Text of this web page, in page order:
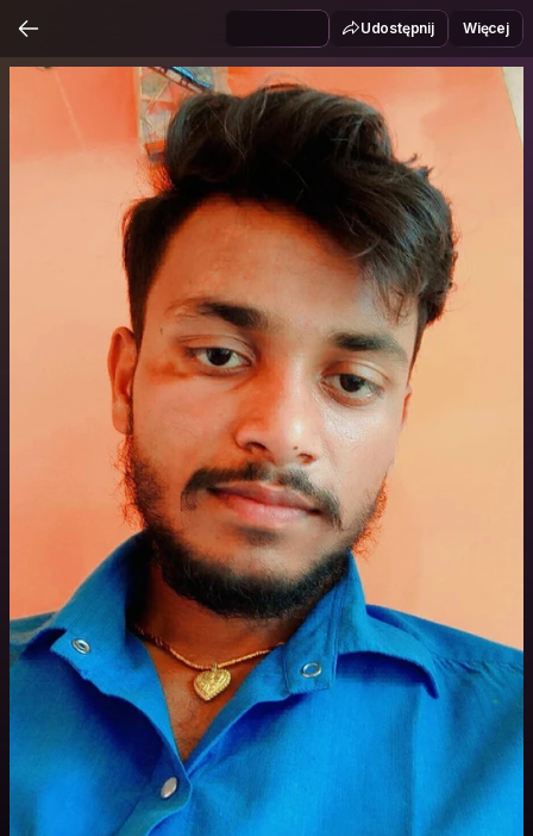
Udostępnij Więcej